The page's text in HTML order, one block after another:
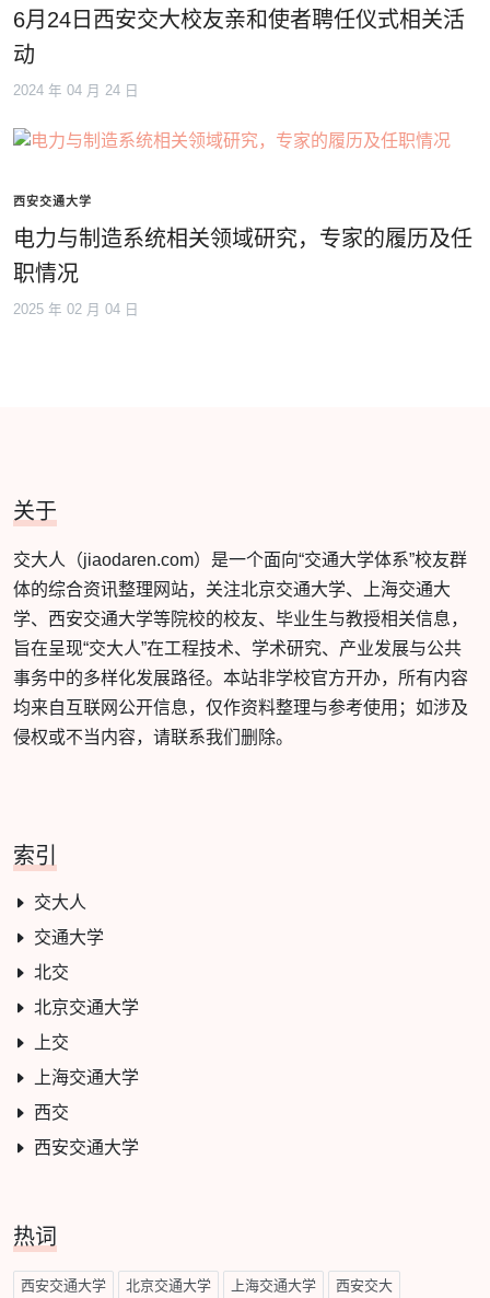
6月24日西安交大校友亲和使者聘任仪式相关活
动
2024 年 04 月 24 日
西安交通大学
电力与制造系统相关领域研究，专家的履历及任
职情况
2025 年 02 月 04 日
关于
交大人（jiaodaren.com）是一个面向“交通大学体系”校友群
体的综合资讯整理网站，关注北京交通大学、上海交通大
学、西安交通大学等院校的校友、毕业生与教授相关信息，
旨在呈现“交大人”在工程技术、学术研究、产业发展与公共
事务中的多样化发展路径。本站非学校官方开办，所有内容
均来自互联网公开信息，仅作资料整理与参考使用；如涉及
侵权或不当内容，请联系我们删除。
索引
交大人
交通大学
北交
北京交通大学
上交
上海交通大学
西交
西安交通大学
热词
西安交通大学 北京交通大学 上海交通大学 西安交大